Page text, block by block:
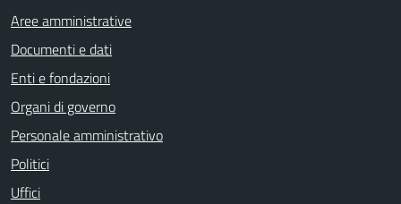
Aree amministrative
Documenti e dati
Enti e fondazioni
Organi di governo
Personale amministrativo
Politici
Uffici